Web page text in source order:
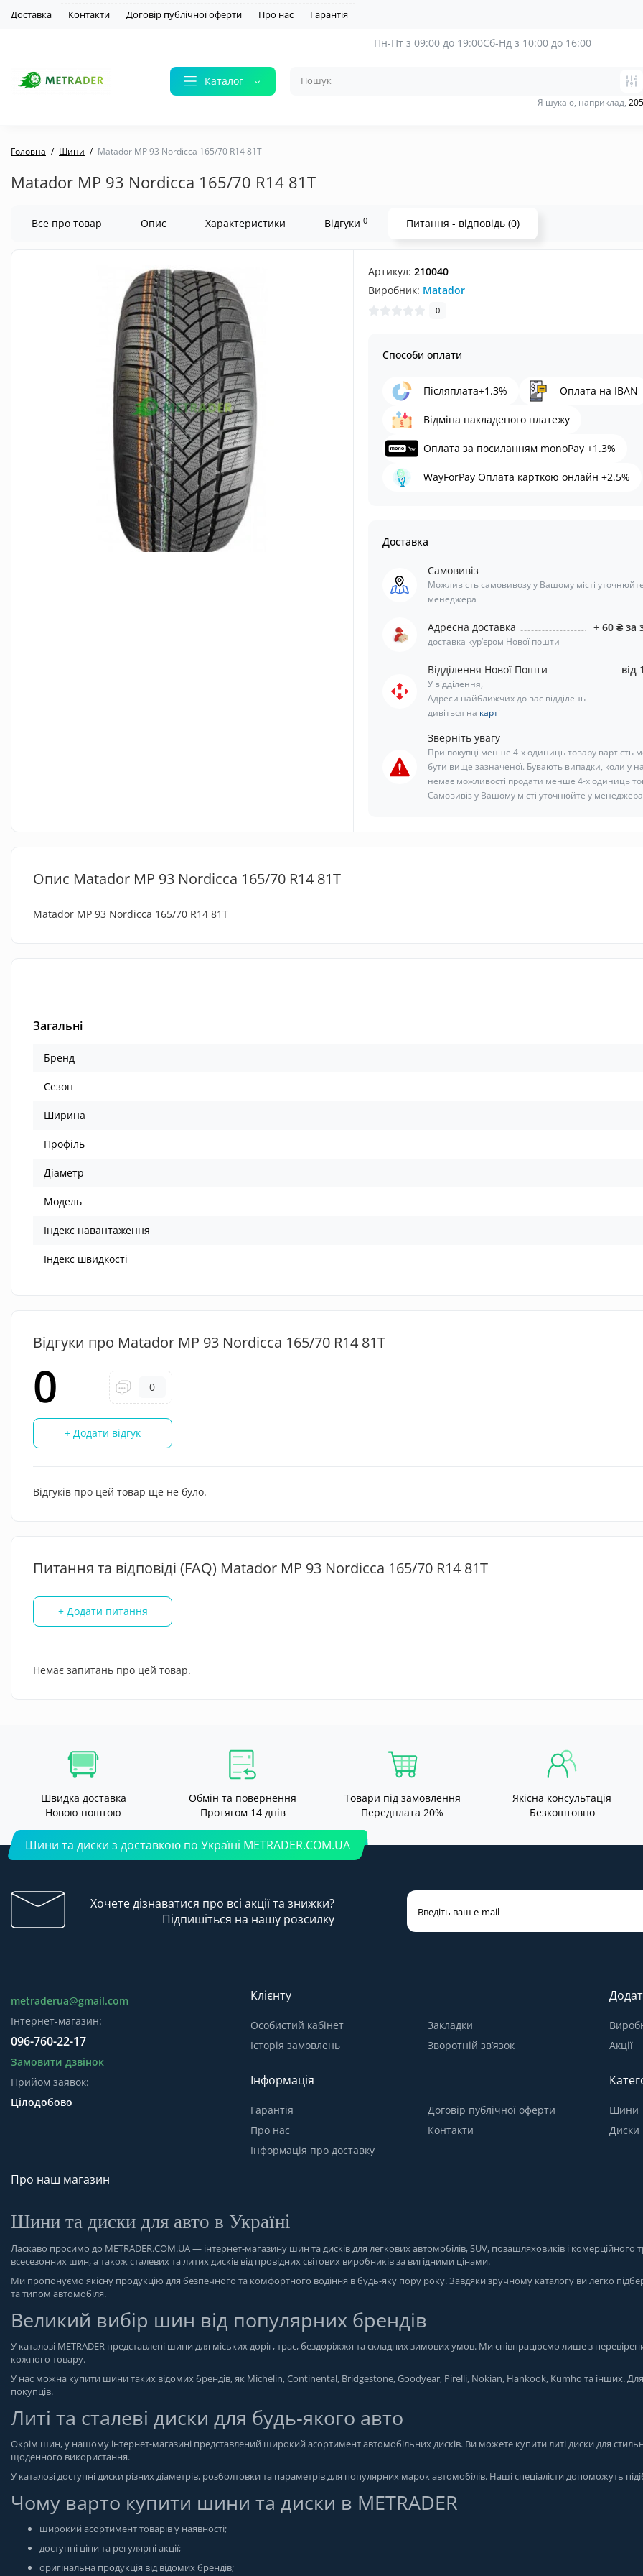
Доставка Контакти Договір публічної оферти Про нас Гарантія
Каталог
Пн-Пт з 09:00 до 19:00Сб-Нд з 10:00 до 16:00
Я шукаю, наприклад,
Головна Шини Matador MP 93 Nordicca 165/70 R14 81T
Matador MP 93 Nordicca 165/70 R14 81T
Все про товар Опис Характеристики Відгуки 0 Питання - відповідь (0)
Артикул: 210040
Виробник: Matador
0
Способи оплати
Післяплата+1.3% Оплата на IBAN
Відміна накладеного платежу
Оплата за посиланням monoPay +1.3%
WayForPay Оплата карткою онлайн +2.5%
Доставка
Самовивіз
Можливість самовивозу у Вашому місті
менеджера
Адресна доставка
доставка курʼєром Нової пошти
+ 60 ₴ за
Відділення Нової Пошти
У відділення,
Адреси найближчих до вас відділень
дивіться на карті
від
Зверніть увагу
При покупці менше 4-х одиниць товару вартість
бути вище зазначеної. Бувають випадки, коли у
немає можливості продати менше 4-х одиниць
Самовивіз у Вашому місті уточнюйте у
Опис Matador MP 93 Nordicca 165/70 R14 81T
Matador MP 93 Nordicca 165/70 R14 81T
Загальні
Бренд
Сезон
Ширина
Профіль
Діаметр
Модель
Індекс навантаження
Індекс швидкості
Відгуки про Matador MP 93 Nordicca 165/70 R14 81T
0 0
+ Додати відгук
Відгуків про цей товар ще не було.
Питання та відповіді (FAQ) Matador MP 93 Nordicca 165/70 R14 81T
+ Додати питання
Немає запитань про цей товар.
Швидка доставка
Новою поштою
Обмін та повернення
Протягом 14 днів
Товари під замовлення
Передплата 20%
Якісна консультація
Безкоштовно
Шини та диски з доставкою по Україні METRADER.COM.UA
Хочете дізнаватися про всі акції та знижки?
Підпишіться на нашу розсилку
metraderua@gmail.com
Інтернет-магазин:
096-760-22-17
Замовити дзвінок
Прийом заявок:
Цілодобово
Клієнту
Особистий кабінет
Історія замовлень
Закладки
Зворотній зв’язок
Акції
Інформація
Гарантія
Про нас
Інформація про доставку
Договір публічної оферти
Контакти
Шини
Диски
Про наш магазин
Шини та диски для авто в Україні
Ласкаво просимо до METRADER.COM.UA— інтернет-магазину шин та дисків для легкових автомобілів, SUV, позашляховиків і
всесезонних шин, а також сталевих та литих дисків від провідних світових виробників за вигідними цінами.
Ми пропонуємо якісну продукцію для безпечного та комфортного водіння в будь-яку пору року. Завдяки зручному каталогу ви легко
та типом автомобіля.
Великий вибір шин від популярних брендів
У каталозі METRADER представлені шини для міських доріг, трас, бездоріжжя та складних зимових умов. Ми співпрацюємо лише з
кожного товару.
У нас можна купити шини таких відомих брендів, як Michelin, Continental, Bridgestone, Goodyear, Pirelli, Nokian, Hankook, Kumho та інших. Для
покупців.
Литі та сталеві диски для будь-якого авто
Окрім шин, у нашому інтернет-магазині представлений широкий асортимент автомобільних дисків. Ви можете купити литі диски для
щоденного використання.
У каталозі доступні диски різних діаметрів, розболтовки та параметрів для популярних марок автомобілів. Наші спеціалісти допоможуть
Чому варто купити шини та диски в METRADER
широкий асортимент товарів у наявності;
доступні ціни та регулярні акції;
оригінальна продукція від відомих брендів;